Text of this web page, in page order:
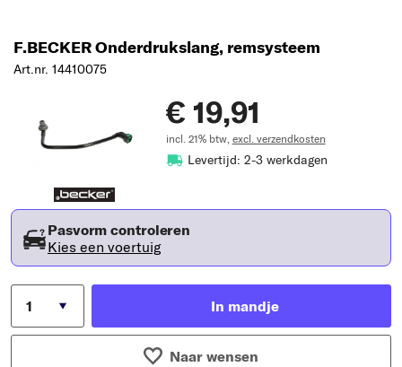
F.BECKER Onderdrukslang, remsysteem
Art.nr. 14410075
€ 19,91
incl. 21% btw, excl. verzendkosten
Levertijd: 2-3 werkdagen
Pasvorm controleren
Kies een voertuig
In mandje
Naar wensen